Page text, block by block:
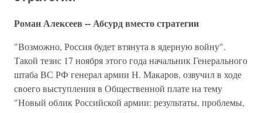
Роман Алексеев -- Абсурд вместо стратегии
"Возможно, Россия будет втянута в ядерную войну".
Такой тезис 17 ноября этого года начальник Генерального
штаба ВС РФ генерал армии Н. Макаров, озвучил в ходе
своего выступления в Общественной плате на тему
"Новый облик Российской армии: результаты, проблемы,